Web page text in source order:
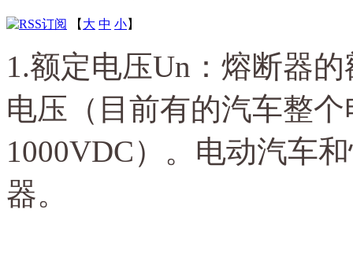
【 大 中 小】
1.额定电压Un：熔断器
电压（ 目前有的汽车整
1000VDC）。电动汽车
器。